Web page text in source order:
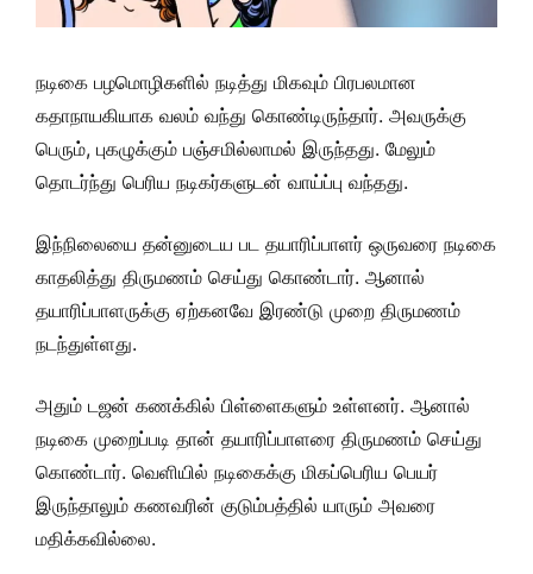
நடிகை பழமொழிகளில் நடித்து மிகவும் பிரபலமான
கதாநாயகியாக வலம் வந்து கொண்டிருந்தார். அவருக்கு
பெரும், புகழுக்கும் பஞ்சமில்லாமல் இருந்தது. மேலும்
தொடர்ந்து பெரிய நடிகர்களுடன் வாய்ப்பு வந்தது.
இந்நிலையை தன்னுடைய பட தயாரிப்பாளர் ஒருவரை நடிகை
காதலித்து திருமணம் செய்து கொண்டார். ஆனால்
தயாரிப்பாளருக்கு ஏற்கனவே இரண்டு முறை திருமணம்
நடந்துள்ளது.
அதும் டஜன் கணக்கில் பிள்ளைகளும் உள்ளனர். ஆனால்
நடிகை முறைப்படி தான் தயாரிப்பாளரை திருமணம் செய்து
கொண்டார். வெளியில் நடிகைக்கு மிகப்பெரிய பெயர்
இருந்தாலும் கணவரின் குடும்பத்தில் யாரும் அவரை
மதிக்கவில்லை.